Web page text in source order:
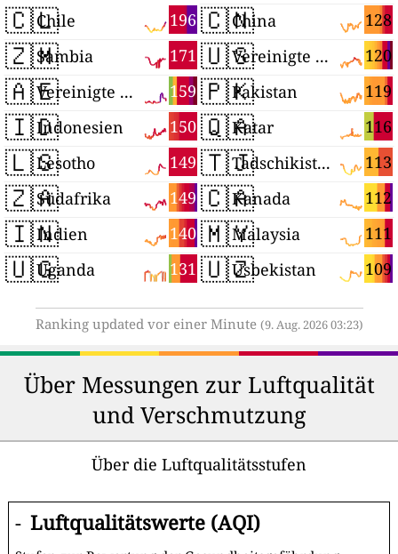
🇨🇱 196
Chile
🇿🇲 171
Sambia
🇦🇪 159
Vereinigte Arabische Emirate
🇮🇩 150
Indonesien
🇱🇸 149
Lesotho
🇿🇦 149
Südafrika
🇮🇳 140
Indien
🇺🇬 131
Uganda
🇨🇳 128
China
🇺🇸 120
Vereinigte Staaten
🇵🇰 119
Pakistan
🇶🇦 116
Katar
🇹🇯 113
Tadschikistan
🇨🇦 112
Kanada
🇲🇾 111
Malaysia
🇺🇿 109
Usbekistan
Ranking updated vor einer Minute (9. Aug. 2026 03:23)
Über Messungen zur Luftqualität
und Verschmutzung
Über die Luftqualitätsstufen
- Luftqualitätswerte (AQI)